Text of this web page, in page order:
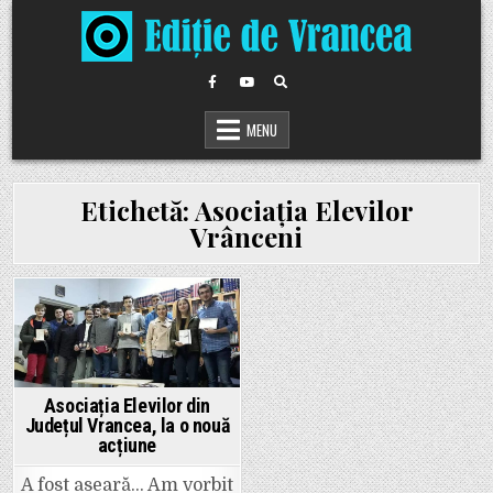
Skip
to
content
MENU
Etichetă:Asociația Elevilor
Vrânceni
Posted
in
Asociația Elevilor din
Județul Vrancea, la o nouă
acțiune
A fost aseară… Am vorbit